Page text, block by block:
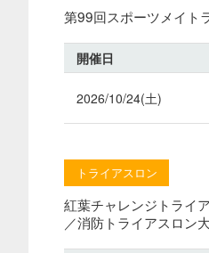
第99回スポーツメイト
開催日
2026/10/24(土)
トライアスロン
紅葉チャレンジトライ
／消防トライアスロン